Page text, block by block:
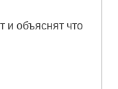
объяснят что